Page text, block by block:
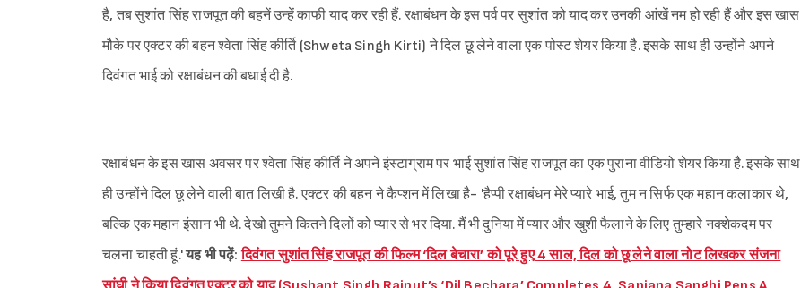
है, तब सुशांत सिंह राजपूत की बहनें उन्हें काफी याद कर रही हैं. रक्षाबंधन के इस पर्व पर सुशांत को याद कर उनकी आंखें नम हो रही हैं और इस खास
मौके पर एक्टर की बहन श्वेता सिंह कीर्ति (Shweta Singh Kirti) ने दिल छू लेने वाला एक पोस्ट शेयर किया है. इसके साथ ही उन्होंने अपने
दिवंगत भाई को रक्षाबंधन की बधाई दी है.
रक्षाबंधन के इस खास अवसर पर श्वेता सिंह कीर्ति ने अपने इंस्टाग्राम पर भाई सुशांत सिंह राजपूत का एक पुराना वीडियो शेयर किया है. इसके साथ
ही उन्होंने दिल छू लेने वाली बात लिखी है. एक्टर की बहन ने कैप्शन में लिखा है- 'हैप्पी रक्षाबंधन मेरे प्यारे भाई, तुम न सिर्फ एक महान कलाकार थे,
बल्कि एक महान इंसान भी थे. देखो तुमने कितने दिलों को प्यार से भर दिया. मैं भी दुनिया में प्यार और खुशी फैलाने के लिए तुम्हारे नक्शेकदम पर
चलना चाहती हूं.'यह भी पढ़ें:दिवंगत सुशांत सिंह राजपूत की फिल्म ‘दिल बेचारा’ को पूरे हुए 4 साल, दिल को छू लेने वाला नोट लिखकर संजना